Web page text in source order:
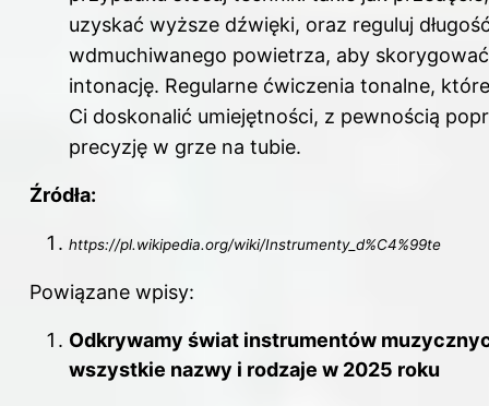
uzyskać wyższe dźwięki, oraz reguluj
wdmuchiwanego powietrza, aby skorygować
intonację. Regularne ćwiczenia tonalne,
Ci doskonalić umiejętności, z pewnością
precyzję w grze na tubie.
Źródła:
https://pl.wikipedia.org/wiki/Instrumenty_d%C4%99te
Powiązane wpisy:
Odkrywamy świat instrumentów
wszystkie nazwy i rodzaje w 2025 roku